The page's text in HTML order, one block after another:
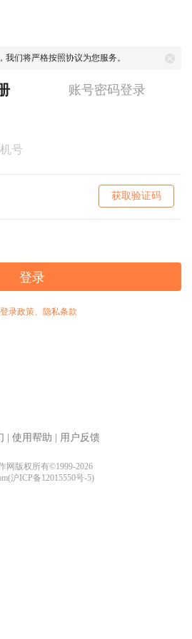
，我们将严格按照协议为您服务。
账号密码登录
获取验证码
登录
登录政策、 隐私条款
使用帮助 用户反馈
网版权所有©1999-2026
沪ICP备12015550号-5)